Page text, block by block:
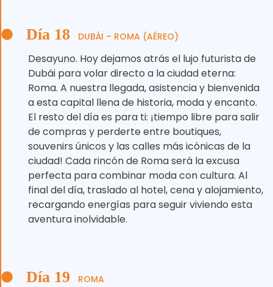
Día 18 DUBÁI – ROMA (AÉREO)
Desayuno. Hoy dejamos atrás el lujo futurista de
Dubái para volar directo a la ciudad eterna:
Roma. A nuestra llegada, asistencia y bienvenida
a esta capital llena de historia, moda y encanto.
El resto del día es para ti: ¡tiempo libre para salir
de compras y perderte entre boutiques,
souvenirs únicos y las calles más icónicas de la
ciudad! Cada rincón de Roma será la excusa
perfecta para combinar moda con cultura. Al
final del día, traslado al hotel, cena y alojamiento,
recargando energías para seguir viviendo esta
aventura inolvidable.
Día 19 ROMA